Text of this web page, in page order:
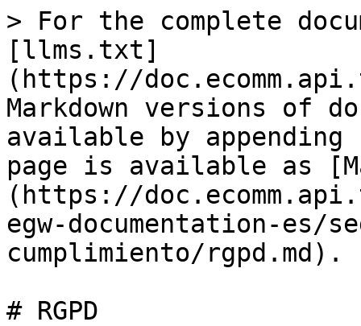
> For the complete
[llms.txt]
(https://
Markdown versions of
available by
page is available as
(https://
egw-documentation-es/
cumplimiento/rgpd.md).
# RGPD